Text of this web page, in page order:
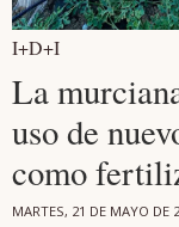
I+D+I
La
uso de
como
MARTES, 21 DE MAYO DE